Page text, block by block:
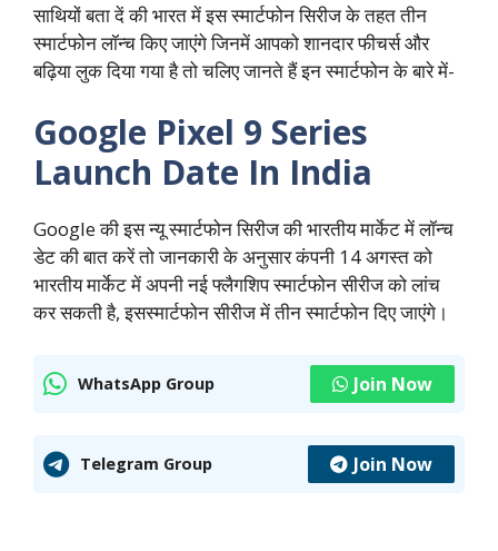
साथियों बता दें की भारत में इस स्मार्टफोन सिरीज के तहत तीन
स्मार्टफोन लॉन्च किए जाएंगे जिनमें आपको शानदार फीचर्स और
बढ़िया लुक दिया गया है तो चलिए जानते हैं इन स्मार्टफोन के बारे में-
Google Pixel 9 Series
Launch Date In India
Google की इस न्यू स्मार्टफोन सिरीज की भारतीय मार्केट में लॉन्च
डेट की बात करें तो जानकारी के अनुसार कंपनी 14 अगस्त को
भारतीय मार्केट में अपनी नई फ्लैगशिप स्मार्टफोन सीरीज को लांच
कर सकती है,‌ इसस्मार्टफोन सीरीज में तीन स्मार्टफोन दिए जाएंगे।
WhatsApp Group Join Now
Telegram Group Join Now